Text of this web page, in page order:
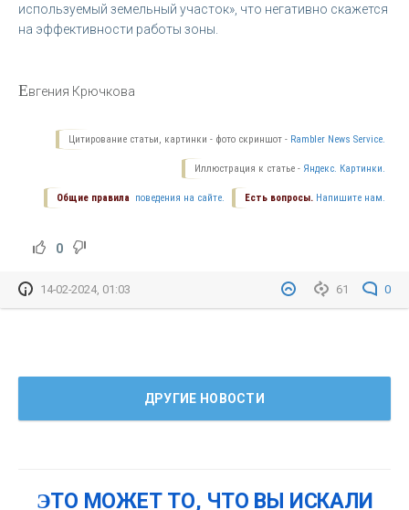
используемый земельный участок», что негативно скажется
на эффективности работы зоны.
Евгения Крючкова
Цитирование статьи, картинки - фото скриншот - Rambler News Service.
Иллюстрация к статье - Яндекс. Картинки.
Есть вопросы. Напишите нам.
Общие правила поведения на сайте.
0
61 0
14-02-2024, 01:03
ДРУГИЕ НОВОСТИ
ЭТО МОЖЕТ ТО, ЧТО ВЫ ИСКАЛИ